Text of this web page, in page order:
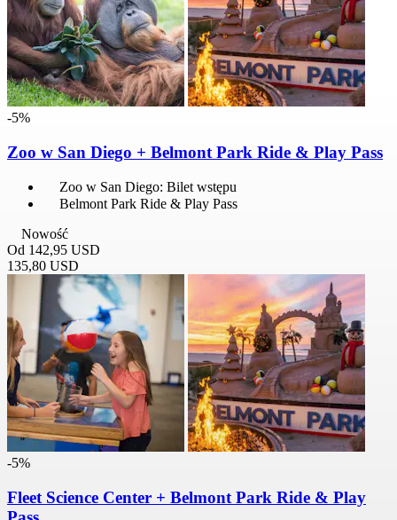
-5%
Zoo w San Diego + Belmont Park Ride & Play Pass
Zoo w San Diego: Bilet wstępu
Belmont Park Ride & Play Pass
Nowość
Od 142,95 USD
135,80 USD
-5%
Fleet Science Center + Belmont Park Ride & Play